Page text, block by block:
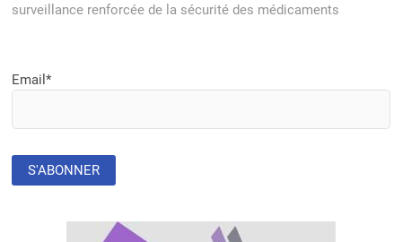
surveillance renforcée de la sécurité des médicaments
Email*